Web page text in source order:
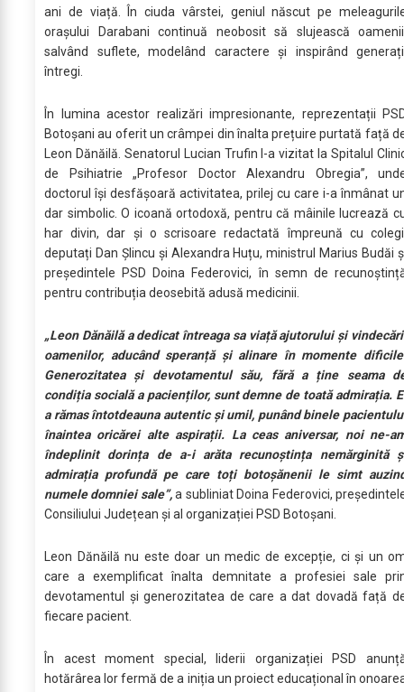
ani de viață. În ciuda vârstei, geniul născut pe
orașului Darabani continuă neobosit să slujească
salvând suflete, modelând caractere și inspirând
întregi.
În lumina acestor realizări impresionante, reprezentații
Botoșani au oferit un crâmpei din înalta prețuire purtată față
Leon Dănăilă. Senatorul Lucian Trufin l-a vizitat la Spitalul
de Psihiatrie „Profesor Doctor Alexandru Obregia”,
doctorul își desfășoară activitatea, prilej cu care i-a înmânat
dar simbolic. O icoană ortodoxă, pentru că mâinile lucrează
har divin, dar și o scrisoare redactată împreună cu
deputați Dan Șlincu și Alexandra Huțu, ministrul Marius Budăi
președintele PSD Doina Federovici, în semn de
pentru contribuția deosebită adusă medicinii.
„Leon Dănăilă a dedicat întreaga sa viață ajutorului și
oamenilor, aducând speranță și alinare în momente
Generozitatea și devotamentul său, fără a ține seama
condiția socială a pacienților, sunt demne de toată admirația.
a rămas întotdeauna autentic și umil, punând binele
înaintea oricărei alte aspirații. La ceas aniversar, noi ne-
îndeplinit dorința de a-i arăta recunoștința nemărginită
admirația profundă pe care toți botoșănenii le simt
numele domniei sale”,a subliniat Doina Federovici,
Consiliului Județean și al organizației PSD Botoșani.
Leon Dănăilă nu este doar un medic de excepție, ci și un
care a exemplificat înalta demnitate a profesiei sale
devotamentul și generozitatea de care a dat dovadă față
fiecare pacient.
În acest moment special, liderii organizației PSD
hotărârea lor fermă de a iniția un proiect educațional în